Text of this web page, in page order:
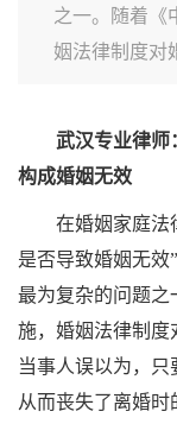
之一。随着《
姻法律制度对
武汉专业律师
构成婚姻无效
在婚姻家庭法
是否导致婚姻无效
最为复杂的问题之
施，婚姻法律制度
当事人误以为，只
从而丧失了离婚时